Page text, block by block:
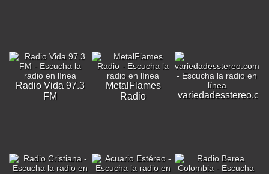
Radio Vida 97.3
FM
MetalFlames
Radio